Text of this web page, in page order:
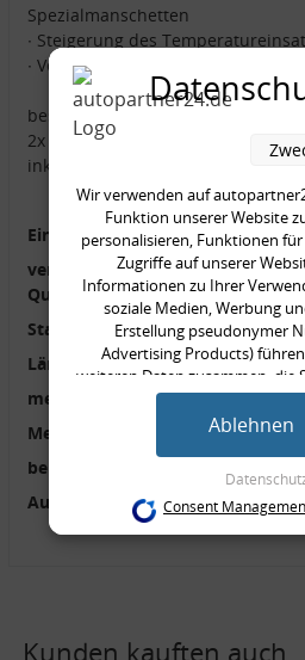
Spezialmanschetten
∙ Steigerung des
∙ Verbesserte Haltbarkeit der
bestehend aus:
2x Koppelstange, verstärkt
inkl. Montagezubehör
Einbauseite:
verstärkte Ausführung:
Qualität:
Stange/Strebe:
Länge [mm]:
mehrteilig:
Mengeneinheit:
benötigte Stückzahl:
Außengewinde [mm]:
Kunden kauften auch
Wir verwenden auf
Funktion unserer Website
personalisieren, Funktionen
Zugriffe auf unserer
Informationen zu Ihrer
soziale Medien, Werbung
Erstellung pseudonymer
Advertising Products)
weiteren Daten zusammen, die
eines persönlichen Accounts)
Dienste gesammelt haben
Einwilligung zur Nutzung
dort die
Zwecke der
Erstellung von Profilen zur
Ablehnen
Consent